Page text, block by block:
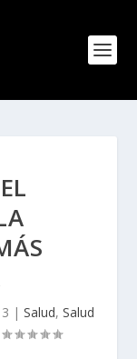
| Salud, Salud